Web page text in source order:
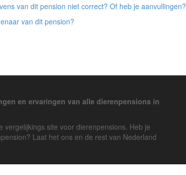
van dit pension niet correct? Of heb je aanvullingen?
van dit pension?
en ervaringen van alle dierenpensions in
vergelijkings site voor dierenpensions. Heb je
Laat het ons en de rest van Nederland